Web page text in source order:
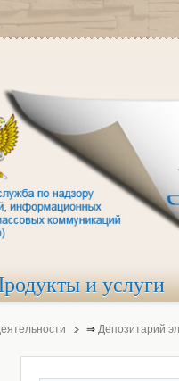
и услуги
⇒ Депозитарий